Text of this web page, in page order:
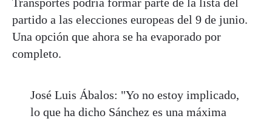
partido a las elecciones europeas del 9 de junio.
Una opción que ahora se ha evaporado por
completo.
José Luis Ábalos: "Yo no estoy implicado,
lo que ha dicho Sánchez es una máxima